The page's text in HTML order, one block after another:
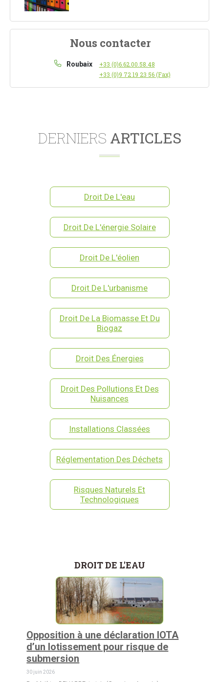
Nous contacter
Roubaix
+33 (0)6.62.00.58.48
+33 (0)9 72 19 23 56 (Fax)
DERNIERS ARTICLES
Droit De L'eau
Droit De L'énergie Solaire
Droit De L'éolien
Droit De L'urbanisme
Droit De La Biomasse Et Du
Biogaz
Droit Des Énergies
Droit Des Pollutions Et Des
Nuisances
Installations Classées
Réglementation Des Déchets
Risques Naturels Et
Technologiques
DROIT DE L'EAU
Opposition à une déclaration IOTA
d’un lotissement pour risque de
submersion
30 juin 2026